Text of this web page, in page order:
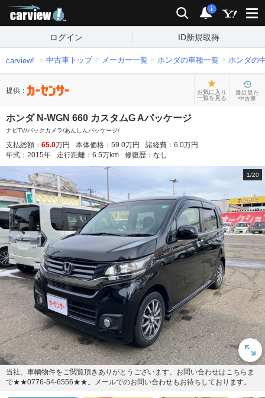
検索 通知
i
ログイン ID新規取得
carview! 中古車トップ メーカー一覧 ホンダの車種一覧 ホンダの
提供：
お気に入り
一覧を見る
最近見た
中古車
ホンダ N-WGN 660 カスタムG Aパッケージ
ナビTV/バックカメラ/あんしんパッケージ/
支払総額： 65.0万円 本体価格： 59.0万円 諸経費： 6.0万円
年式： 2015年 走行距離： 6.5万km 修復歴： なし
1/20
当社、車輌物件をご閲覧頂きありがとうございます。お問い合わせはこちらま
で★★0776-54-6556★★。メールでのお問い合わせもお待ちしております。